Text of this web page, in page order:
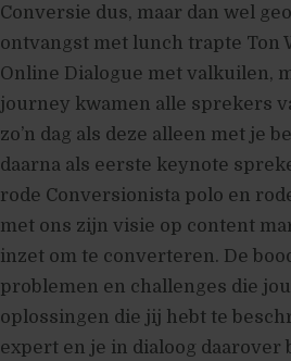
Conversie dus, maar dan wel
ontvangst met lunch trapte Ton
Online Dialogue met valkuilen,
journey kwamen alle sprekers
zo’n dag als deze alleen met je
daarna als eerste keynote
rode Conversionista polo en
met ons zijn visie op content
inzet om te converteren. De
problemen en challenges die
oplossingen die jij hebt te
expert en je in dialoog